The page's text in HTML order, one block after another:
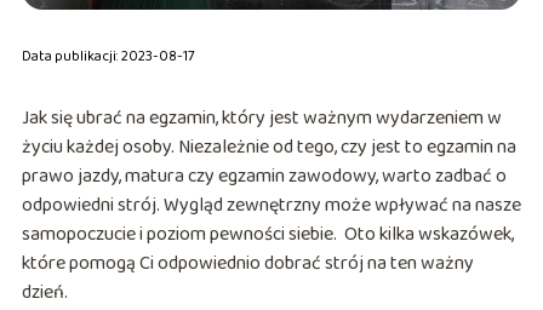
Data publikacji: 2023-08-17
Jak się ubrać na egzamin, który jest ważnym wydarzeniem w
życiu każdej osoby. Niezależnie od tego, czy jest to egzamin na
prawo jazdy, matura czy egzamin zawodowy, warto zadbać o
odpowiedni strój. Wygląd zewnętrzny może wpływać na nasze
samopoczucie i poziom pewności siebie. Oto kilka wskazówek,
które pomogą Ci odpowiednio dobrać strój na ten ważny
dzień.